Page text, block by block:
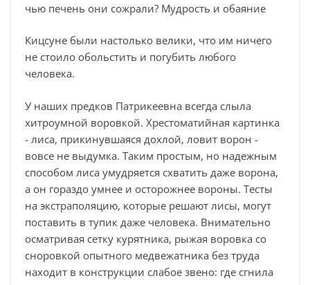
чью печень они сожрали? Мудрость и обаяние
Кицсуне были настолько велики, что им ничего
не стоило обольстить и погубить любого
человека.
У наших предков Патрикеевна всегда слыла
хитроумной воровкой. Хрестоматийная картинка
- лиса, прикинувшаяся дохлой, ловит ворон -
вовсе не выдумка. Таким простым, но надежным
способом лиса умудряется схватить даже ворона,
а он гораздо умнее и осторожнее вороны. Тесты
на экстраполяцию, которые решают лисы, могут
поставить в тупик даже человека. Внимательно
осматривая сетку курятника, рыжая воровка со
сноровкой опытного медвежатника без труда
находит в конструкции слабое звено: где сгнила